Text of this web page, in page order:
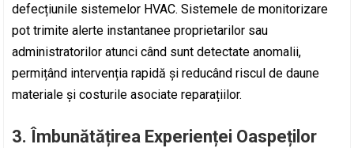
defecțiunile sistemelor HVAC. Sistemele de monitorizare
pot trimite alerte instantanee proprietarilor sau
administratorilor atunci când sunt detectate anomalii,
permițând intervenția rapidă și reducând riscul de daune
materiale și costurile asociate reparațiilor.
3. Îmbunătățirea Experienței Oaspeților